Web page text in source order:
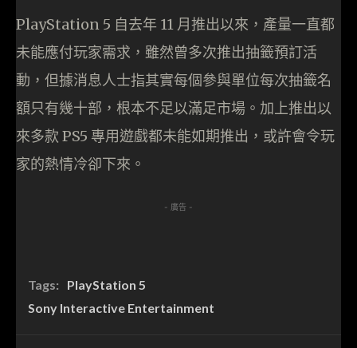
PlayStation 5 自去年 11 月推出以來，產量一直都
未能應付玩家需求，雖然曾多次推出抽籤預訂活
動，但據消息人士指其實每個參與單位每次抽籤名
額只有幾十部，根本不足以滿足市場。加上推出以
來多款 PS5 專用遊戲都未能如期推出，或許會令玩
家的熱情冷卻下來。
- 廣告 -
Tags:
PlayStation 5
Sony Interactive Entertainment